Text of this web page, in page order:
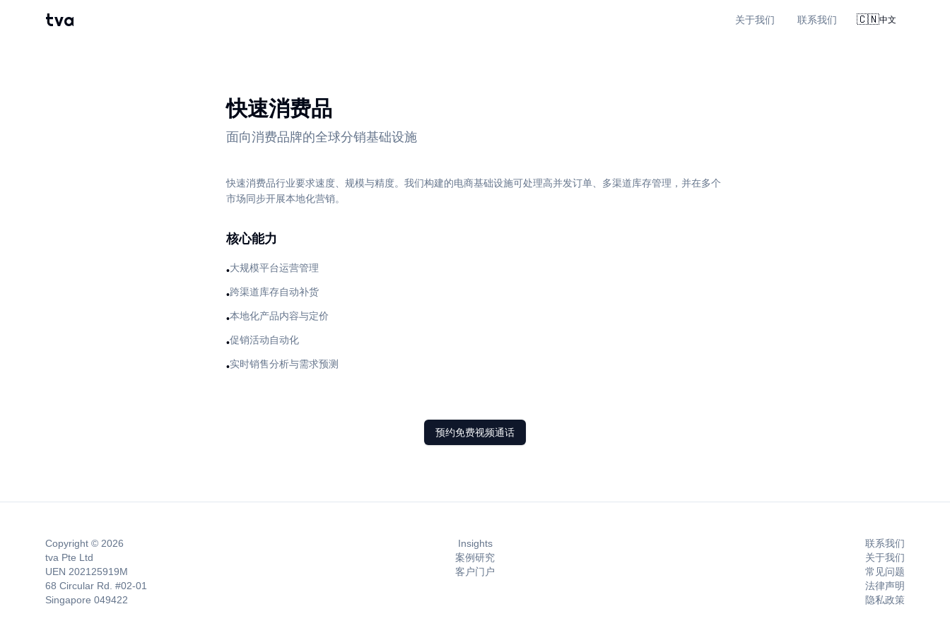
tva 关于我们 联系我们 🇨🇳中文
快速消费品
面向消费品牌的全球分销基础设施
快速消费品行业要求速度、规模与精度。我们构建的电商基础设施可处理高并发订单、多渠道库存管理，并在多个
市场同步开展本地化营销。
核心能力
•大规模平台运营管理
•跨渠道库存自动补货
•本地化产品内容与定价
•促销活动自动化
•实时销售分析与需求预测
预约免费视频通话
Copyright © 2026
tva Pte Ltd
UEN 202125919M
68 Circular Rd. #02-01
Singapore 049422
Insights
案例研究
客户门户
联系我们
关于我们
常见问题
法律声明
隐私政策